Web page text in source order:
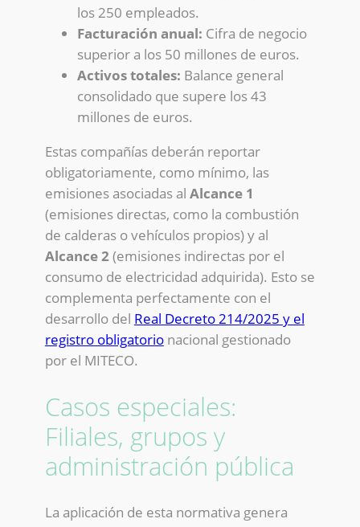
los 250 empleados.
Facturación anual: Cifra de negocio
superior a los 50 millones de euros.
Activos totales: Balance general
consolidado que supere los 43
millones de euros.
Estas compañías deberán reportar
obligatoriamente, como mínimo, las
emisiones asociadas al Alcance 1
(emisiones directas, como la combustión
de calderas o vehículos propios) y al
Alcance 2 (emisiones indirectas por el
consumo de electricidad adquirida). Esto se
complementa perfectamente con el
desarrollo del Real Decreto 214/2025 y el
registro obligatorionacional gestionado
por el MITECO.
Casos especiales:
Filiales, grupos y
administración pública
La aplicación de esta normativa genera